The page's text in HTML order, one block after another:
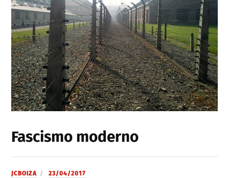
Fascismo moderno
JCBOIZA 23/04/2017